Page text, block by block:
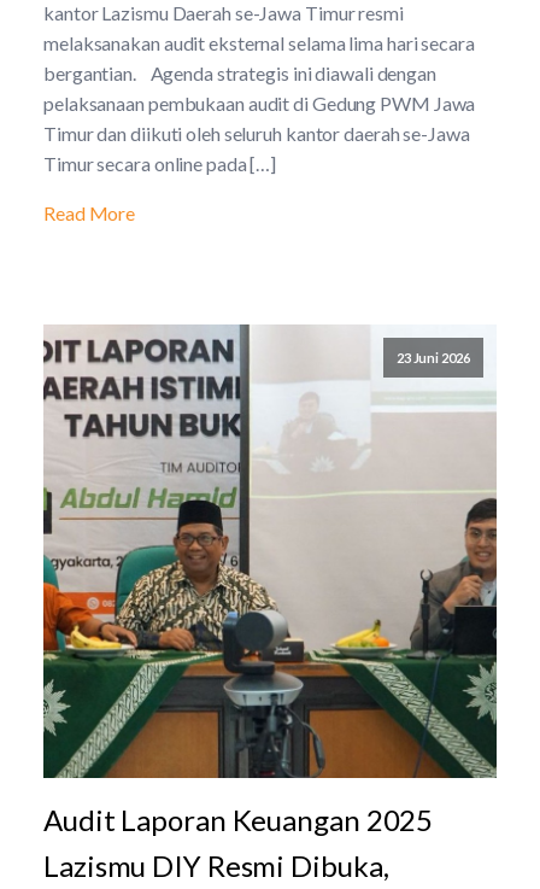
kantor Lazismu Daerah se-Jawa Timur resmi
melaksanakan audit eksternal selama lima hari secara
bergantian. Agenda strategis ini diawali dengan
pelaksanaan pembukaan audit di Gedung PWM Jawa
Timur dan diikuti oleh seluruh kantor daerah se-Jawa
Timur secara online pada […]
Read More
23 Juni 2026
Audit Laporan Keuangan 2025
Lazismu DIY Resmi Dibuka,